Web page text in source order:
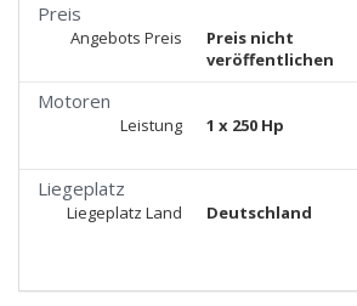
Preis
Angebots Preis
Preis nicht
veröffentlichen
Motoren
Leistung 1 x 250 Hp
Liegeplatz
Liegeplatz Land Deutschland